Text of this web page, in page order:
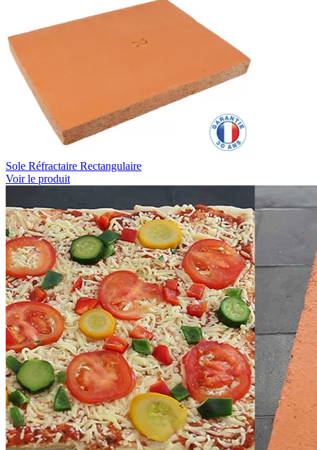
Sole Réfractaire Rectangulaire
Voir le produit